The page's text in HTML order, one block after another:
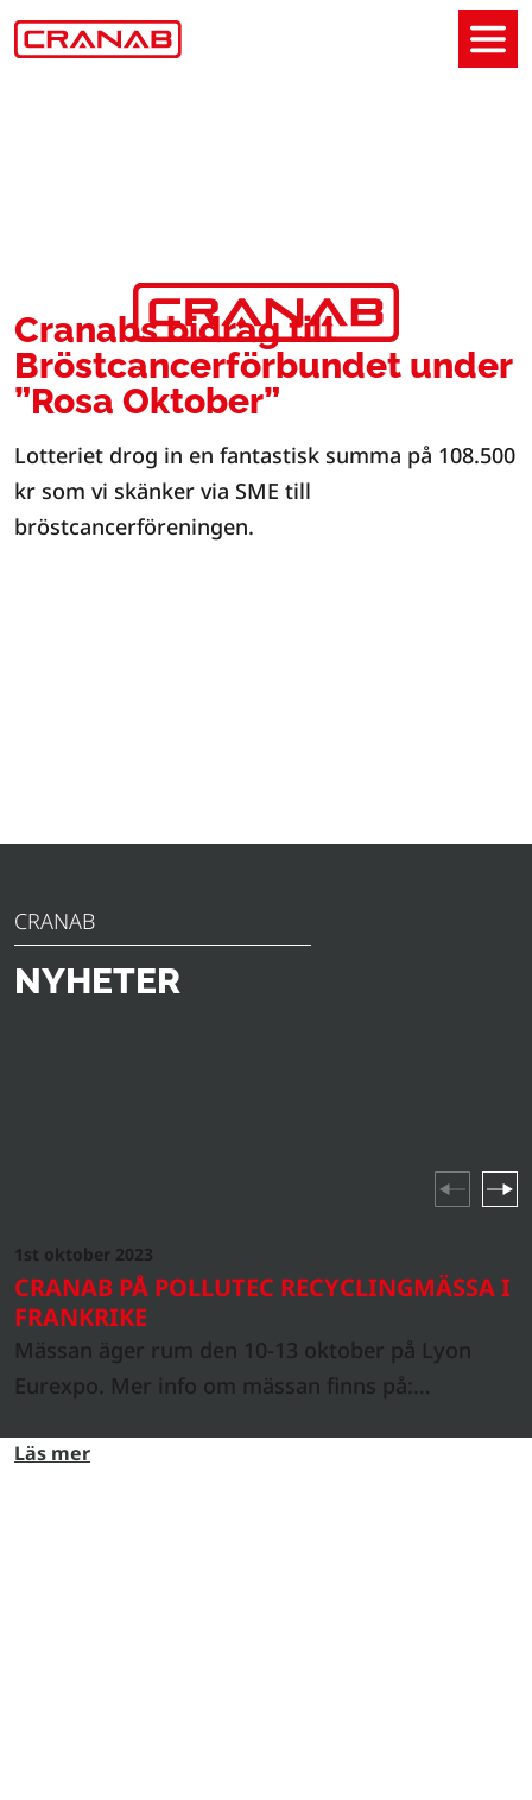
Cranabs bidrag till
Bröstcancerförbundet under
”Rosa Oktober”
Lotteriet drog in en fantastisk summa på 108.500
kr som vi skänker via SME till
bröstcancerföreningen.
CRANAB
NYHETER
NYHETER
1st oktober 2023
CRANAB PÅ POLLUTEC RECYCLINGMÄSSA I
FRANKRIKE
Mässan äger rum den 10-13 oktober på Lyon
Eurexpo. Mer info om mässan finns på:
Läs mer